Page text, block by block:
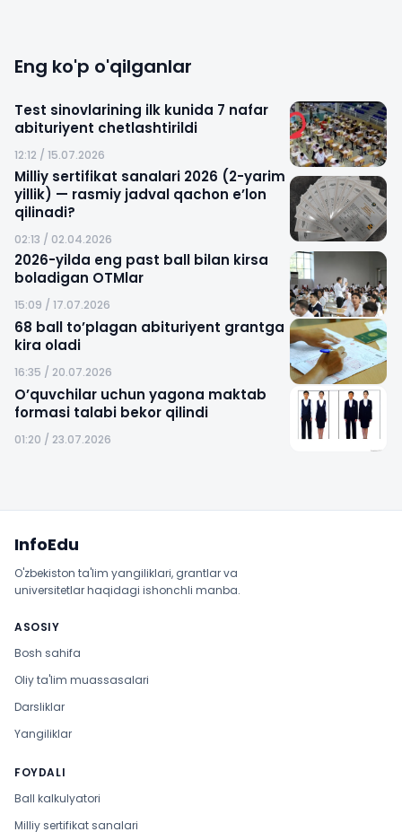
Eng ko'p o'qilganlar
Test sinovlarining ilk kunida 7 nafar
abituriyent chetlashtirildi
12:12 / 15.07.2026
Milliy sertifikat sanalari 2026 (2-yarim
yillik) — rasmiy jadval qachon e’lon
qilinadi?
02:13 / 02.04.2026
2026-yilda eng past ball bilan kirsa
boladigan OTMlar
15:09 / 17.07.2026
68 ball to’plagan abituriyent grantga
kira oladi
16:35 / 20.07.2026
O’quvchilar uchun yagona maktab
formasi talabi bekor qilindi
01:20 / 23.07.2026
InfoEdu
O'zbekiston ta'lim yangiliklari, grantlar va
universitetlar haqidagi ishonchli manba.
ASOSIY
Bosh sahifa
Oliy ta'lim muassasalari
Darsliklar
Yangiliklar
FOYDALI
Ball kalkulyatori
Milliy sertifikat sanalari